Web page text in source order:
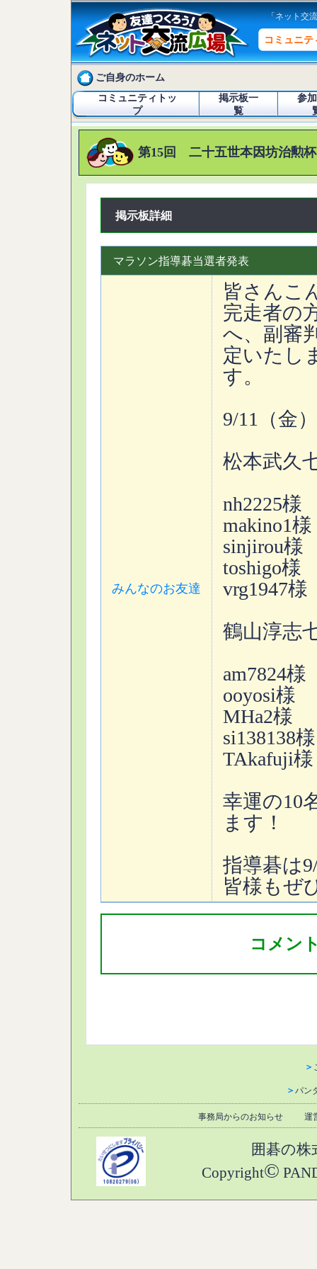
「ネット交
コミュニテ
ご自身のホーム
コミュニティトッ
プ
掲示板一
覧
参
第15回 二十五世本因坊治勲
掲示板詳細
マラソン指導碁当選者発表
みんなのお友達
皆さんこ
完走者の
へ、副審
定いたし
す。
9/11（金
松本武久
nh2225様
makino1様
sinjirou様
toshigo様
vrg1947様
鶴山淳志
am7824様
ooyosi様
MHa2様
si138138様
TAkafuji様
幸運の10
ます！
指導碁は
皆様もぜ
コメン
＞
＞ パン
事務局からのお知らせ 運
囲碁の
Copyright©